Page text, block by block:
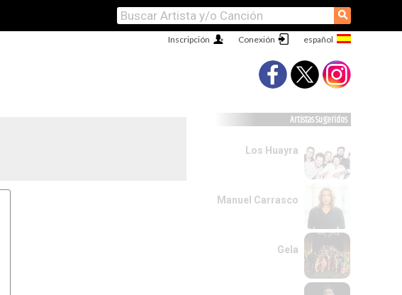
⚲
Conexión
Inscripción
Artistas Sugeridos
Los Huayra
Manuel Carrasco
Gela